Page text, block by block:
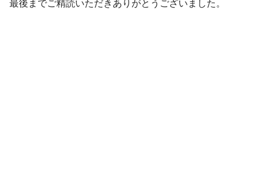
最後までご精読いただきありがとうございました。